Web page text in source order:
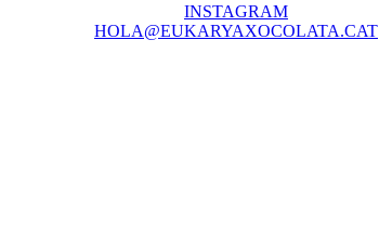
INSTAGRAM
HOLA@EUKARYAXOCOLATA.CAT